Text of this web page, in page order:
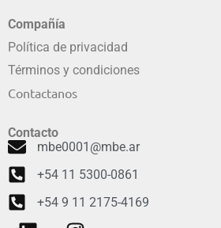
Compañía
Política de privacidad
Términos y condiciones
Contactanos
Contacto
mbe0001@mbe.ar
+54 11 5300-0861
+54 9 11 2175-4169